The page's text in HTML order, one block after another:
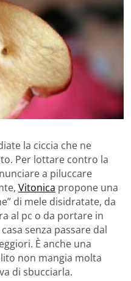
la ciccia che ne
Per lottare contro la
a piluccare
Vitonica propone una
di mele disidratate, da
al pc o da portare in
senza passare dal
È anche una
non mangia molta
di sbucciarla.